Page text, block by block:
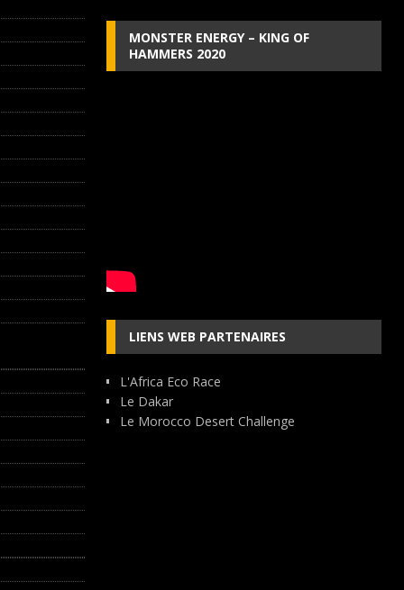
MONSTER ENERGY – KING OF
HAMMERS 2020
LIENS WEB PARTENAIRES
L'Africa Eco Race
Le Dakar
Le Morocco Desert Challenge